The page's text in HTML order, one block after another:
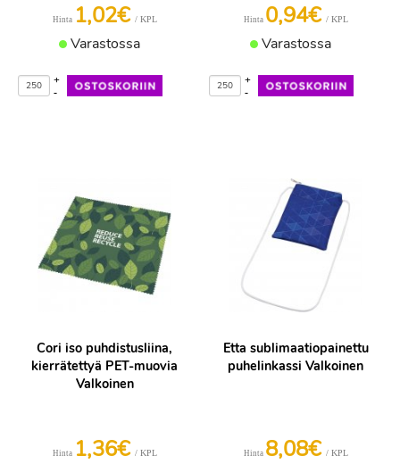
Hinta 1,02€ / KPL
Varastossa
-
+
Hinta 0,94€ / KPL
Varastossa
-
+
Cori iso puhdistusliina,
kierrätettyä PET-muovia
Valkoinen
Hinta 1,36€ / KPL
Etta sublimaatiopainettu
puhelinkassi Valkoinen
Hinta 8,08€ / KPL